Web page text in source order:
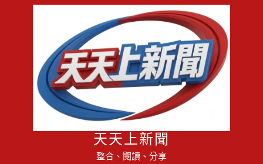
天天上新聞
整合、閱讀、分享